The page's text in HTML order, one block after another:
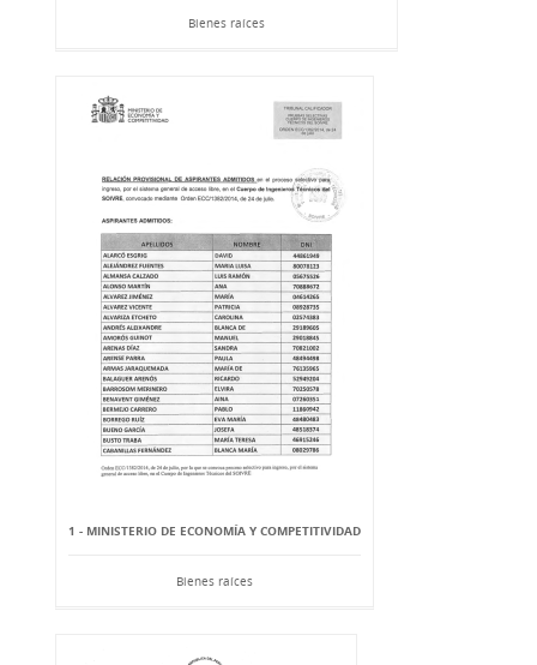
Bienes raíces
1 - MINISTERIO DE ECONOMÍA Y COMPETITIVIDAD
Bienes raíces